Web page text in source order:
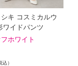
キ コスミカルウ
ワイドパンツ
フホワイト
込）